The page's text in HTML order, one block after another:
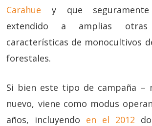
Carahue y que
extendido a amplias
características de monocultivos
forestales.
Si bien este tipo de campaña –
nuevo, viene como modus
años, incluyendo en el 2012